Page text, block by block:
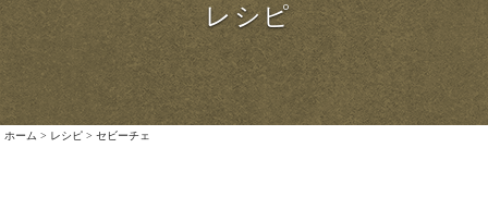
レシピ
ホーム > レシピ > セビーチェ